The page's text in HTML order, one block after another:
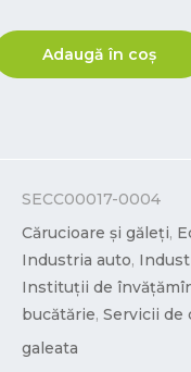
Adaugă în coș
SECC00017-0004
Cărucioare și găleți,
Industria auto,
Instituții de
bucătărie,Servicii de
galeata